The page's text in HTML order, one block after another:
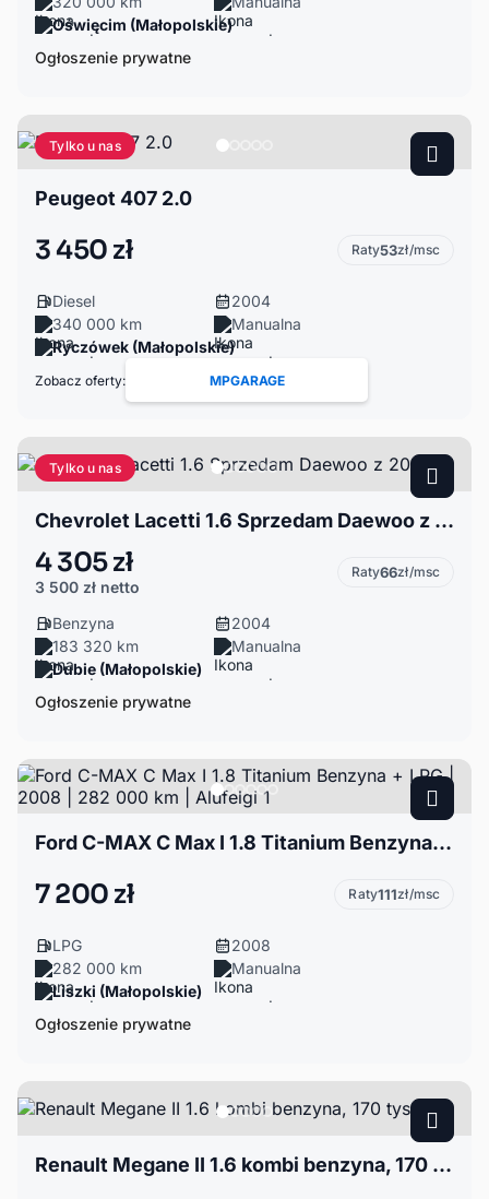
Oświęcim (Małopolskie)
Ogłoszenie prywatne
Tylko u nas
Peugeot 407 2.0
3 450 zł Raty53zł/msc
Diesel
2004
340 000 km
Manualna
Ryczówek (Małopolskie)
Zobacz oferty: MPGARAGE
Tylko u nas
Chevrolet Lacetti 1.6 Sprzedam Daewoo z 2004
4 305 zł
3 500 zł netto
Raty66zł/msc
Benzyna
2004
183 320 km
Manualna
Dubie (Małopolskie)
Ogłoszenie prywatne
Ford C-MAX C Max I 1.8 Titanium Benzyna + LPG | 2008 | 282 000 km | Alufelgi 1
7 200 zł Raty111zł/msc
LPG
2008
282 000 km
Manualna
Liszki (Małopolskie)
Ogłoszenie prywatne
Renault Megane II 1.6 kombi benzyna, 170 tys. km